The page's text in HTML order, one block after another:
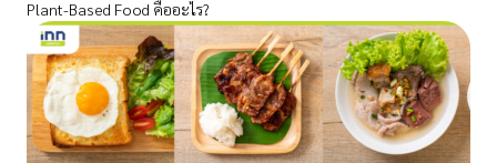
Plant-Based Food คืออะไร?